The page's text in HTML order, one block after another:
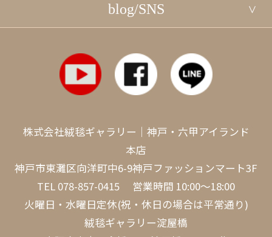
blog/SNS
株式会社絨毯ギャラリー｜神戸・六甲アイランド
本店
神戸市東灘区向洋町中6-9神戸ファッションマート3F
TEL 078-857-0415 営業時間 10:00～18:00
火曜日・水曜日定休(祝・休日の場合は平常通り)
絨毯ギャラリー淀屋橋